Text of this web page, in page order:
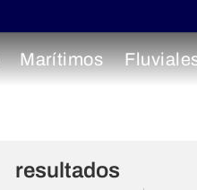
Marítimos
resultados